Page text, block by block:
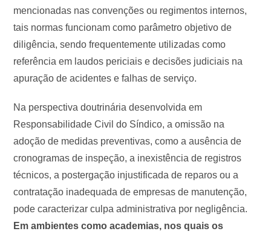
mencionadas nas convenções ou regimentos internos,
tais normas funcionam como parâmetro objetivo de
diligência, sendo frequentemente utilizadas como
referência em laudos periciais e decisões judiciais na
apuração de acidentes e falhas de serviço.
Na perspectiva doutrinária desenvolvida em
Responsabilidade Civil do Síndico, a omissão na
adoção de medidas preventivas, como a ausência de
cronogramas de inspeção, a inexistência de registros
técnicos, a postergação injustificada de reparos ou a
contratação inadequada de empresas de manutenção,
pode caracterizar culpa administrativa por negligência.
Em ambientes como academias, nos quais os